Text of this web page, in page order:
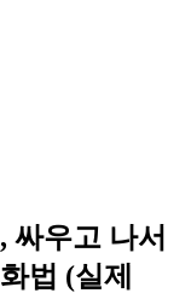
, 싸우고 나서
화법 (실제